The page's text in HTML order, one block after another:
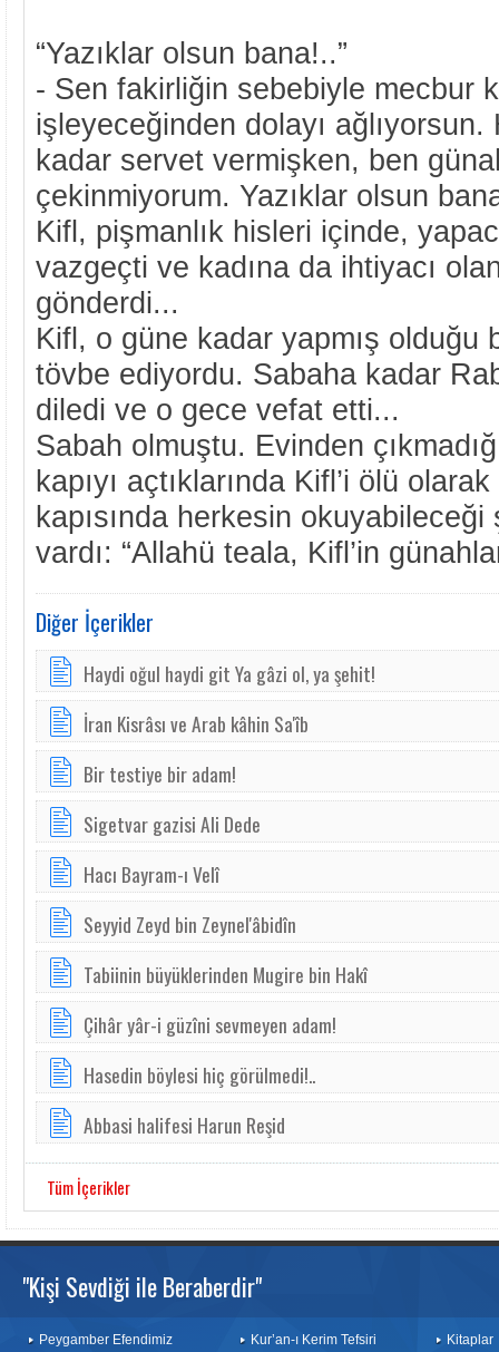
“Yazıklar olsun bana!..”
- Sen fakirliğin sebebiyle mecbur
işleyeceğinden dolayı
kadar servet vermişken, ben
çekinmiyorum. Yazıklar olsun
Kifl, pişmanlık hisleri içinde,
vazgeçti ve kadına da ihtiyacı
gönderdi...
Kifl, o güne kadar yapmış olduğu
tövbe ediyordu. Sabaha kadar
diledi ve o gece vefat etti...
Sabah olmuştu. Evinden
kapıyı açtıklarında Kifl’i ölü
kapısında herkesin
vardı: “Allahü teala, Kifl’in
Diğer İçerikler
Haydi oğul haydi git Ya gâzi ol, ya şehit!
İran Kisrâsı ve Arab kâhin Sa'îb
Bir testiye bir adam!
Sigetvar gazisi Ali Dede
Hacı Bayram-ı Velî
Seyyid Zeyd bin Zeynel'âbidîn
Tabiinin büyüklerinden Mugire bin Hakî
Çihâr yâr-i güzîni sevmeyen adam!
Hasedin böylesi hiç görülmedi!..
Abbasi halifesi Harun Reşid
Tüm İçerikler
"Kişi Sevdiği ile Beraberdir"
Peygamber Efendimiz Kur’an-ı Kerim Tefsiri Kitaplar